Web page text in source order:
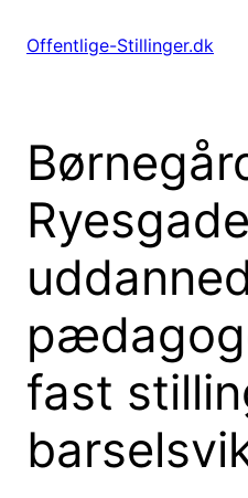
Offentlige-Stillinger.dk
fast